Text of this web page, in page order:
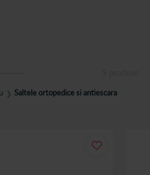
❯ Saltele ortopedice si antiescara